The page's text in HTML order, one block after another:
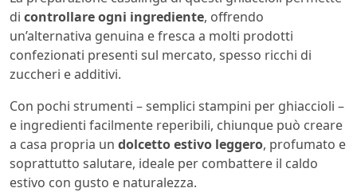
di controllare ogni ingrediente, offrendo
un’alternativa genuina e fresca a molti prodotti
confezionati presenti sul mercato, spesso ricchi di
zuccheri e additivi.
Con pochi strumenti – semplici stampini per ghiaccioli –
e ingredienti facilmente reperibili, chiunque può creare
a casa propria un dolcetto estivo leggero, profumato e
soprattutto salutare, ideale per combattere il caldo
estivo con gusto e naturalezza.